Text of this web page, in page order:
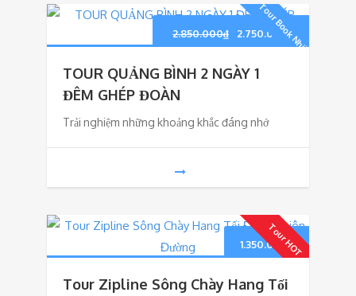
Tour Book Nhiều
2.850.000₫
Giá
gốc
2.850.000₫.
2.750.000₫ Giá
TOUR QUẢNG BÌNH 2 NGÀY 1
ĐÊM GHÉP ĐOÀN
Trải nghiệm những khoảng khắc đáng nhớ
Tour HOT
1.350.000₫
Tour Zipline Sông Chày Hang Tối